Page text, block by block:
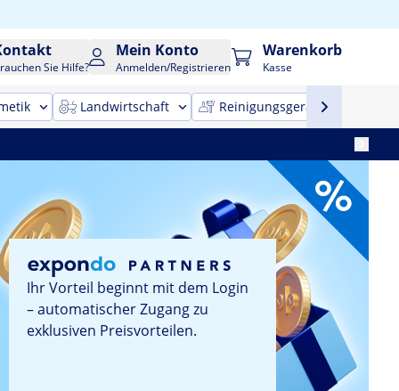
Sie Hilfe?
Mein Konto
Anmelden/Registrieren
Warenkorb
Kasse
Landwirtschaft Reinigungsgeräte
Ihr Vorteil beginnt mit dem Login
– automatischer Zugang zu
exklusiven Preisvorteilen.